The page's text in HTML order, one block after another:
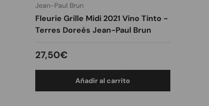
Jean-Paul Brun
Fleurie Grille Midi 2021 Vino Tinto -
Terres Doreés Jean-Paul Brun
Precio normal
27,50€
Añadir al carrito